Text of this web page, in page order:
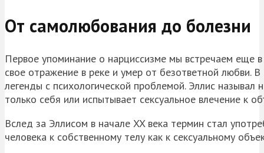
От самолюбования до болезни
Первое упоминание о нарциссизме мы встречаем еще
свое отражение в реке и умер от безответной любви. В
легенды с психологической проблемой. Эллис
только себя или испытывает сексуальное влечение к
Вслед за Эллисом в начале XX века термин стал
человека к собственному телу как к сексуальному